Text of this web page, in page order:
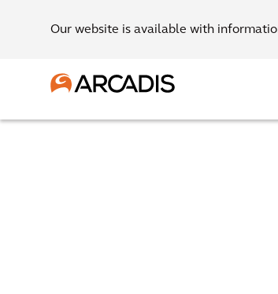
Our website is available with